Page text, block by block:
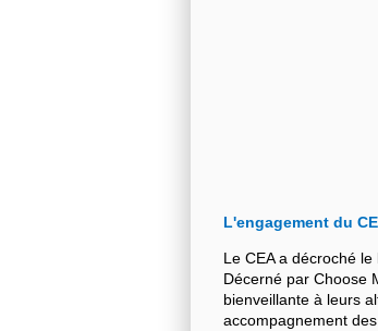
L'engagement du
Le CEA a décroché
Décerné par Choose
bienveillante à leurs
accompagnement